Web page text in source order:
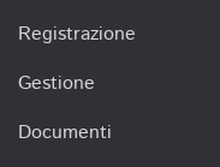
Registrazione
Gestione
Documenti